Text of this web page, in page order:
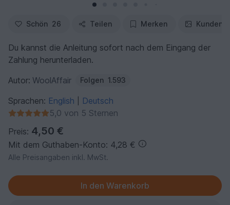
Schön 26 Teilen Merken
Du kannst die Anleitung sofort nach dem Eingang der
Zahlung herunterladen.
Autor: WoolAffair Folgen 1.593
Sprachen: English
Deutsch
5,0 von 5 Sternen
Preis: 4,50 €
Mit dem Guthaben-Konto: 4,28 €
Alle Preisangaben inkl. MwSt.